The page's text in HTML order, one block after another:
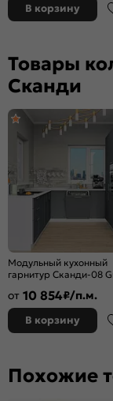
В корзину
Товары
Сканди
Модульный кухонный
гарнитур Сканди-08
от 10 854₽/п.м.
В корзину
Похожие